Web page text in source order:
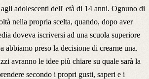
agli adolescenti dell' età di 14 anni. Ognuno di
nella propria scelta, quando, dopo aver
doveva iscriversi ad una scuola superiore
abbiamo preso la decisione di crearne una.
avranno le idee più chiare su quale sarà la
secondo i propri gusti, saperi e i